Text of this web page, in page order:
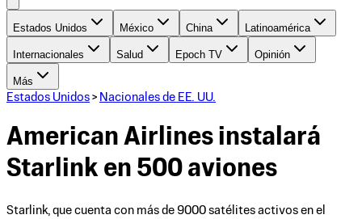
Estados Unidos México China Latinoamérica
Internacionales Salud Epoch TV Opinión
Más
Estados Unidos > Nacionales de EE. UU.
American Airlines instalará
Starlink en 500 aviones
Starlink, que cuenta con más de 9000 satélites activos en el